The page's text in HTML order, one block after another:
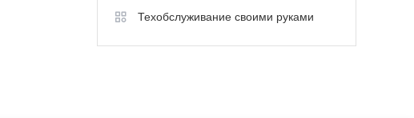
Техобслуживание своими руками